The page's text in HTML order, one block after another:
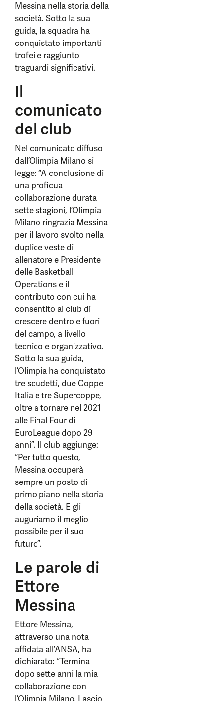
Messina nella storia della
società. Sotto la sua
guida, la squadra ha
conquistato importanti
trofei e raggiunto
traguardi significativi.
Il
comunicato
del club
Nel comunicato diffuso
dall’Olimpia Milano si
legge: “A conclusione di
una proficua
collaborazione durata
sette stagioni, l’Olimpia
Milano ringrazia Messina
per il lavoro svolto nella
duplice veste di
allenatore e Presidente
delle Basketball
Operations e il
contributo con cui ha
consentito al club di
crescere dentro e fuori
del campo, a livello
tecnico e organizzativo.
Sotto la sua guida,
l’Olimpia ha conquistato
tre scudetti, due Coppe
Italia e tre Supercoppe,
oltre a tornare nel 2021
alle Final Four di
EuroLeague dopo 29
anni”. Il club aggiunge:
“Per tutto questo,
Messina occuperà
sempre un posto di
primo piano nella storia
della società. E gli
auguriamo il meglio
possibile per il suo
futuro”.
Le parole di
Ettore
Messina
Ettore Messina,
attraverso una nota
affidata all’ANSA, ha
dichiarato: “Termina
dopo sette anni la mia
collaborazione con
l’Olimpia Milano. Lascio